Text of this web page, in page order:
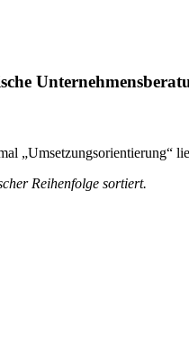
„Umsetzungsorientierung“
Reihenfolge sortiert.